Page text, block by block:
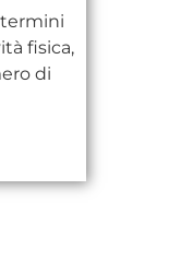
fisica,
di